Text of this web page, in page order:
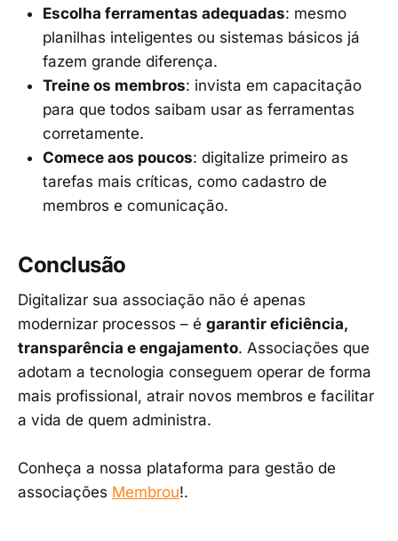
Escolha ferramentas adequadas: mesmo
planilhas inteligentes ou sistemas básicos já
fazem grande diferença.
Treine os membros: invista em capacitação
para que todos saibam usar as ferramentas
corretamente.
Comece aos poucos: digitalize primeiro as
tarefas mais críticas, como cadastro de
membros e comunicação.
Conclusão
Digitalizar sua associação não é apenas
modernizar processos – é garantir eficiência,
transparência e engajamento. Associações que
adotam a tecnologia conseguem operar de forma
mais profissional, atrair novos membros e facilitar
a vida de quem administra.
Conheça a nossa plataforma para gestão de
associações Membrou!.